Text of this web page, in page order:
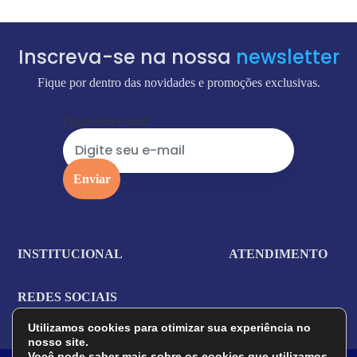
Inscreva-se na nossa newsletter
Fique por dentro das novidades e promoções exclusivas.
Digite seu e-mail
INSTITUCIONAL ATENDIMENTO
REDES SOCIAIS
Utilizamos cookies para otimizar sua experiência no
nosso site.